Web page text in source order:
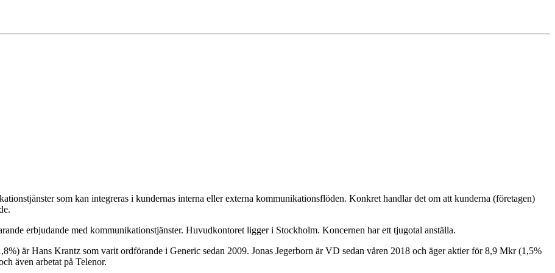
som kan integreras i kundernas interna eller externa kommunikationsflöden. Konkret handlar det om att kunderna (företagen)
erbjudande med kommunikationstjänster. Huvudkontoret ligger i Stockholm. Koncernen har ett tjugotal anställa.
är Hans Krantz som varit ordförande i Generic sedan 2009. Jonas Jegerborn är VD sedan våren 2018 och äger aktier för 8,9 Mkr (1,5%
även arbetat på Telenor.